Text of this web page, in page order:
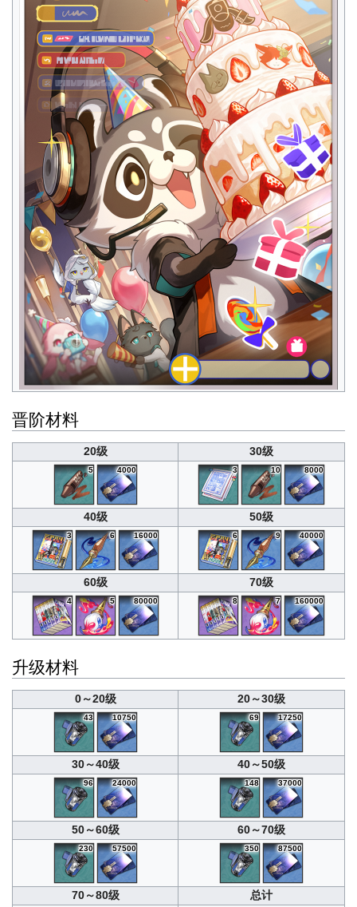
晋阶材料
20级 30级
5 4000 3 10 8000
40级 50级
3 6 16000 6 9 40000
60级 70级
4 5 80000 8 7 160000
升级材料
0～20级 20～30级
43 10750 69 17250
30～40级 40～50级
96 24000 148 37000
50～60级 60～70级
230 57500 350 87500
70～80级 总计